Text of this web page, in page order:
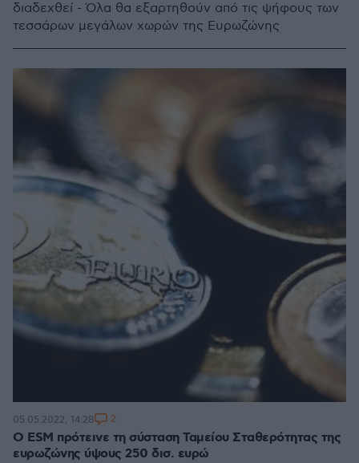
διαδεχθεί - Όλα θα εξαρτηθούν από τις ψήφους των
τεσσάρων μεγάλων χωρών της Ευρωζώνης
Ο ESM πρότεινε τη σύσταση Ταμείου Σταθερότητας της
ευρωζώνης ύψους 250 δισ. ευρώ
05.05.2022, 14:28 2